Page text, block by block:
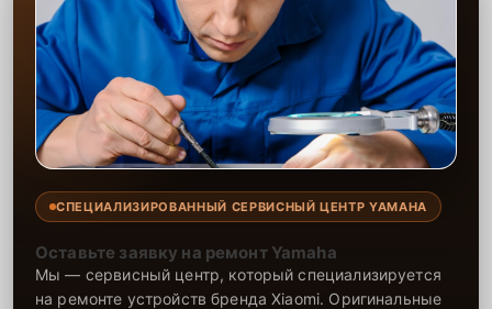
СПЕЦИАЛИЗИРОВАННЫЙ СЕРВИСНЫЙ ЦЕНТР YAMAHA
Оставьте заявку на ремонт Yamaha
Мы — сервисный центр, который специализируется
на ремонте устройств бренда Xiaomi. Оригинальные